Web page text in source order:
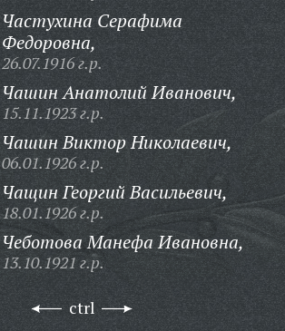
Частухина Серафима
Федоровна,
26.07.1916 г.р.
Чашин Анатолий Иванович,
15.11.1923 г.р.
Чашин Виктор Николаевич,
06.01.1926 г.р.
Чащин Георгий Васильевич,
18.01.1926 г.р.
Чеботова Манефа Ивановна,
13.10.1921 г.р.
ctrl